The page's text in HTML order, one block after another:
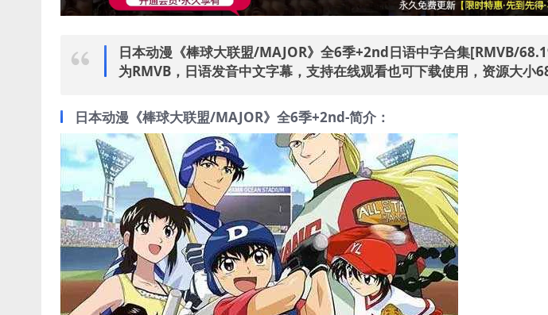
日本动漫《棒球大联盟/MAJOR》全6季+2nd日语中字合集[RMVB/
为RMVB，日语发音中文字幕，支持在线观看也可下载使用，资源大小
日本动漫《棒球大联盟/MAJOR》全6季+2nd-简介：